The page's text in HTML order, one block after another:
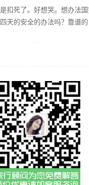
扣死了。好想哭。想办法
天的安全的办法吗？靠谱